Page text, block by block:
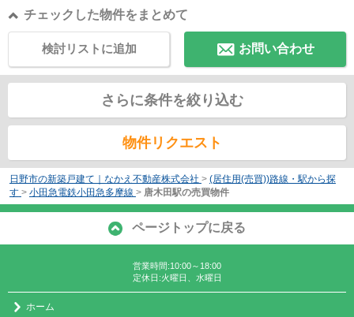
チェックした物件をまとめて
お問い合わせ
検討リストに追加
さらに条件を絞り込む
物件リクエスト
日野市の新築戸建て｜なかえ不動産株式会社 > (居住用(売買))路線・駅から探
す > 小田急電鉄小田急多摩線 > 唐木田駅の売買物件
ページトップに戻る
営業時間:10:00～18:00
定休日:火曜日、水曜日
ホーム